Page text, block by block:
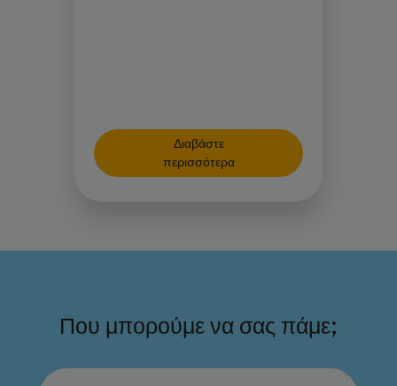
Διαβάστε
περισσότερα
Που μπορούμε να σας πάμε;